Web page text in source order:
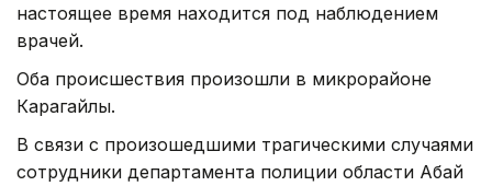
настоящее время находится под наблюдением
врачей.
Оба происшествия произошли в микрорайоне
Карагайлы.
В связи с произошедшими трагическими случаями
сотрудники департамента полиции области Абай